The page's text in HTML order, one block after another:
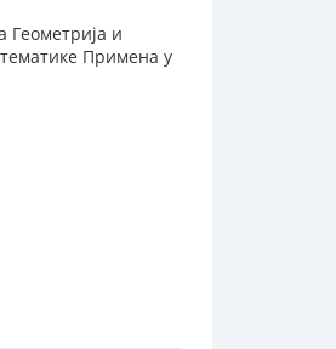
и
Примена у